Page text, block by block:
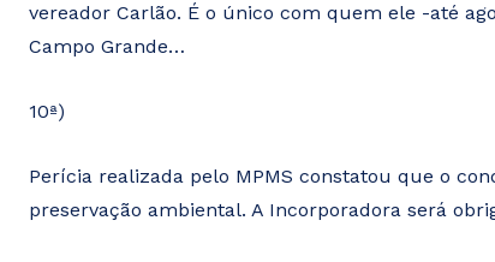
vereador Carlão. É o único com quem ele -até
Campo Grande…
10ª)
Perícia realizada pelo MPMS constatou que o
preservação ambiental. A Incorporadora será